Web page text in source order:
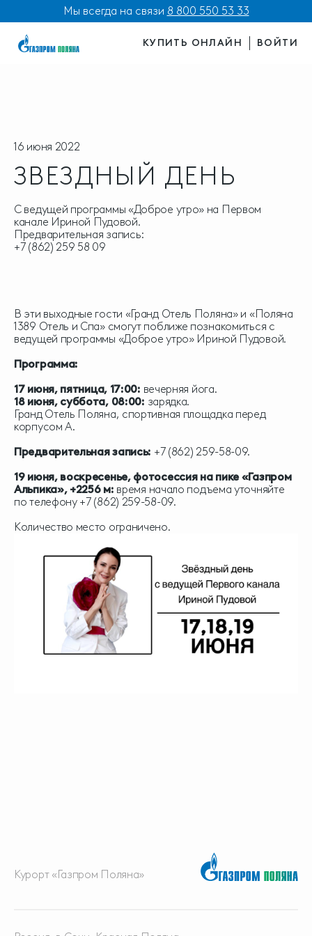
Мы всегда на связи 8 800 550 53 33
КУПИТЬ ОНЛАЙН ВОЙТИ
16 июня 2022
ЗВЕЗДНЫЙ ДЕНЬ
С ведущей программы «Доброе утро» на Первом
канале Ириной Пудовой.
Предварительная запись:
+7 (862) 259 58 09
В эти выходные гости «Гранд Отель Поляна» и «Поляна
1389 Отель и Спа» смогут поближе познакомиться с
ведущей программы «Доброе утро» Ириной Пудовой.
Программа:
17 июня, пятница, 17:00: вечерняя йога.
18 июня, суббота, 08:00: зарядка.
Гранд Отель Поляна, спортивная площадка перед
корпусом А.
Предварительная запись: +7 (862) 259-58-09.
19 июня, воскресенье, фотосессия на пике «Газпром
Альпика», +2256 м: время начало подъема уточняйте
по телефону +7 (862) 259-58-09.
Количество место ограничено.
Курорт «Газпром Поляна»